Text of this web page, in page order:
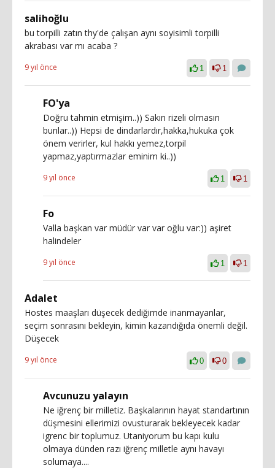
salihoğlu
bu torpilli zatın thy'de çalışan aynı soyisimli torpilli
akrabası var mı acaba ?
9 yıl önce 1 1
FO'ya
Doğru tahmin etmişim..)) Sakın rizeli olmasın
bunlar..)) Hepsi de dindarlardır,hakka,hukuka çok
önem verirler, kul hakkı yemez,torpil
yapmaz,yaptırmazlar eminim ki..))
9 yıl önce 1 1
Fo
Valla başkan var müdür var var oğlu var:)) aşiret
halindeler
9 yıl önce 1 1
Adalet
Hostes maaşları düşecek dediğimde inanmayanlar,
seçim sonrasını bekleyin, kimin kazandığıda önemli değil.
Düşecek
9 yıl önce 0 0
Avcunuzu yalayın
Ne iğrenç bir milletiz. Başkalarının hayat standartının
düşmesini ellerimizi ovusturarak bekleyecek kadar
igrenc bir toplumuz. Utaniyorum bu kapı kulu
olmaya dünden razı iğrenç milletle aynı havayı
solumaya....